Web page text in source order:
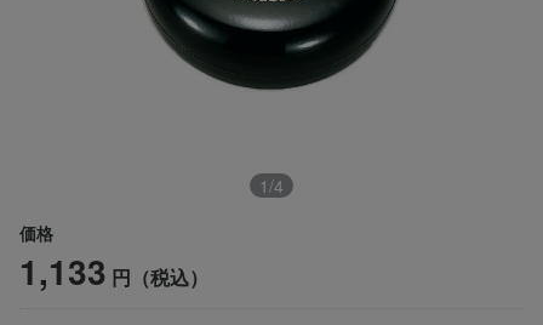
1/4
価格
1,133 円（税込）